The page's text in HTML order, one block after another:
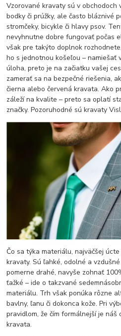
Vzorované kravaty sú v obchodoch
bodky či prúžky, ale často bláznivé
stromčeky, bicykle či hlavy psov.
nevyhnutne dobre fungovať počas
však pre takýto doplnok
ho s jednotnou košeľou – namiešať
úloha, preto je na začiatku vašej
zamerať sa na bezpečné riešenia,
čierna alebo červená kravata. Ako
záleží na kvalite – preto sa oplatí
značky. Pozoruhodné sú kravaty
Čo sa týka materiálu, najväčšej
kravaty. Sú ľahké, odolné a
pomerne drahé, navyše zohnať
ťažké – ide o takzvané
materiálu. Trh však ponúka rôzne
bavlny, ľanu či dokonca kože. Pri
pravidlom, že čím formálnejší je
kravata.